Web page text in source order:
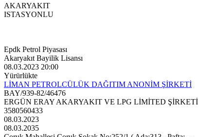
AKARYAKIT
ISTASYONLU
Epdk Petrol Piyasası
Akaryakıt Bayilik Lisansı
08.03.2023 20:00
Yürürlükte
LİMAN PETROLCÜLÜK DAĞITIM ANONİM ŞİRKETİ
BAY/939-82/46476
ERGÜN ERAY AKARYAKIT VE LPG LİMİTED ŞİRKETİ
3580560433
08.03.2023
08.03.2035